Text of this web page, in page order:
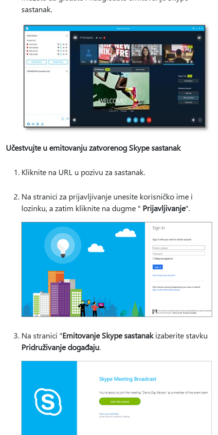
sastanak.
Učestvujte u emitovanju zatvorenog Skype sastanak
Kliknite na URL u pozivu za sastanak.
Na stranici za prijavljivanje unesite korisničko ime i
lozinku, a zatim kliknite na dugme " Prijavljivanje".
Na stranici "Emitovanje Skype sastanakizaberite stavku
Pridruživanje događaju.